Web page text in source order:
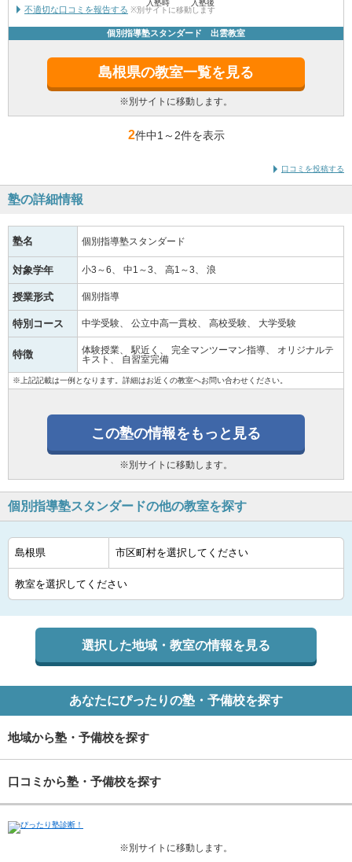
入塾時 入塾後
不適切な口コミを報告する ※別サイトに移動します
個別指導塾スタンダード 出雲教室
島根県の教室一覧を見る
※別サイトに移動します。
2件中1 ～ 2件を表示
口コミを投稿する
塾の詳細情報
塾名 個別指導塾スタンダード
対象学年 小3～6 中1～3 高1～3 浪
授業形式 個別指導
特別コース 中学受験 公立中高一貫校 高校受験 大学受験
特徴 体験授業 駅近く 完全マンツーマン指導
オリジナルテ
キスト
自習室完備
※上記記載は一例となります。詳細はお近くの教室へお問い合わせください。
この塾の情報をもっと見る
※別サイトに移動します。
個別指導塾スタンダードの他の教室を探す
選択した地域・教室の情報を見る
あなたにぴったりの塾・予備校を探す
地域から塾・予備校を探す
口コミから塾・予備校を探す
※別サイトに移動します。